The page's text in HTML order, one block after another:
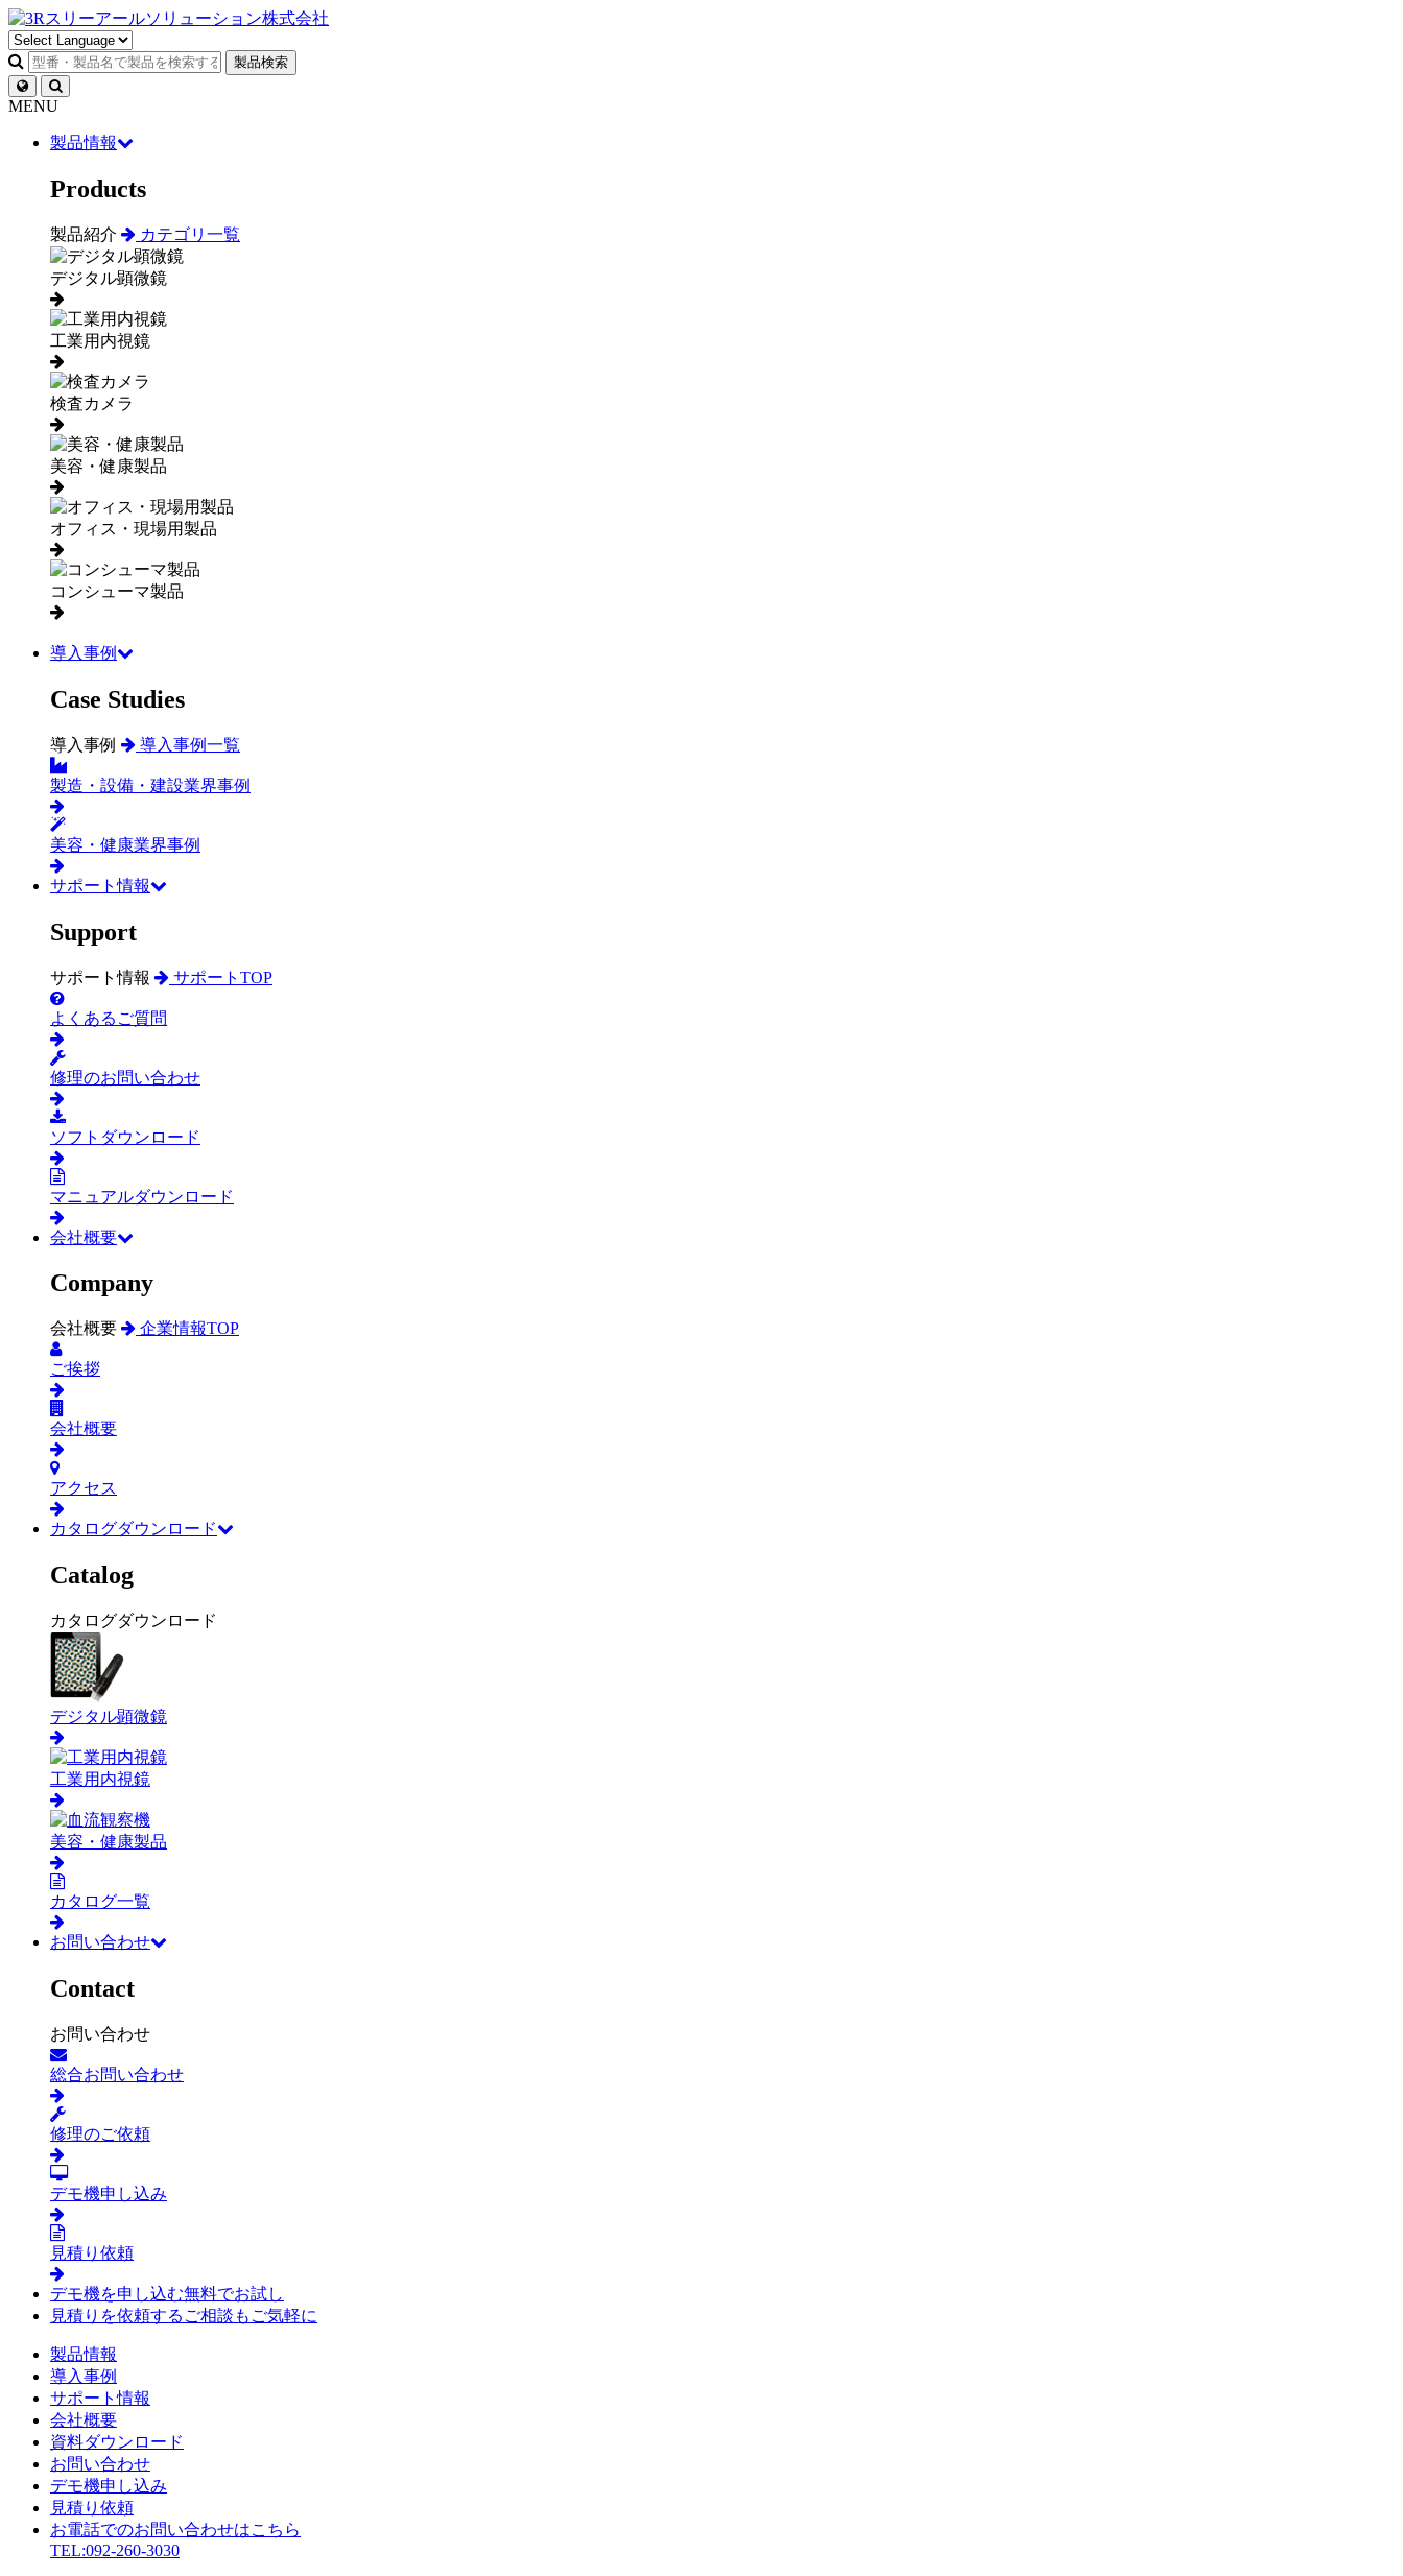
製品検索
MENU
製品情報
Products
製品紹介 カテゴリ一覧
デジタル顕微鏡
工業用内視鏡
検査カメラ
美容・健康製品
オフィス・現場用製品
コンシューマ製品
導入事例
Case Studies
導入事例 導入事例一覧
製造・設備・建設業界事例
美容・健康業界事例
サポート情報
Support
サポート情報 サポートTOP
よくあるご質問
修理のお問い合わせ
ソフトダウンロード
マニュアルダウンロード
会社概要
Company
会社概要 企業情報TOP
ご挨拶
会社概要
アクセス
カタログダウンロード
Catalog
カタログダウンロード
デジタル顕微鏡
工業用内視鏡
美容・健康製品
カタログ一覧
お問い合わせ
Contact
お問い合わせ
総合お問い合わせ
修理のご依頼
デモ機申し込み
見積り依頼
デモ機を申し込む無料でお試し
見積りを依頼する ご相談もご気軽に
製品情報
導入事例
サポート情報
会社概要
資料ダウンロード
お問い合わせ
デモ機申し込み
見積り依頼
お電話でのお問い合わせはこちら
TEL:092-260-3030